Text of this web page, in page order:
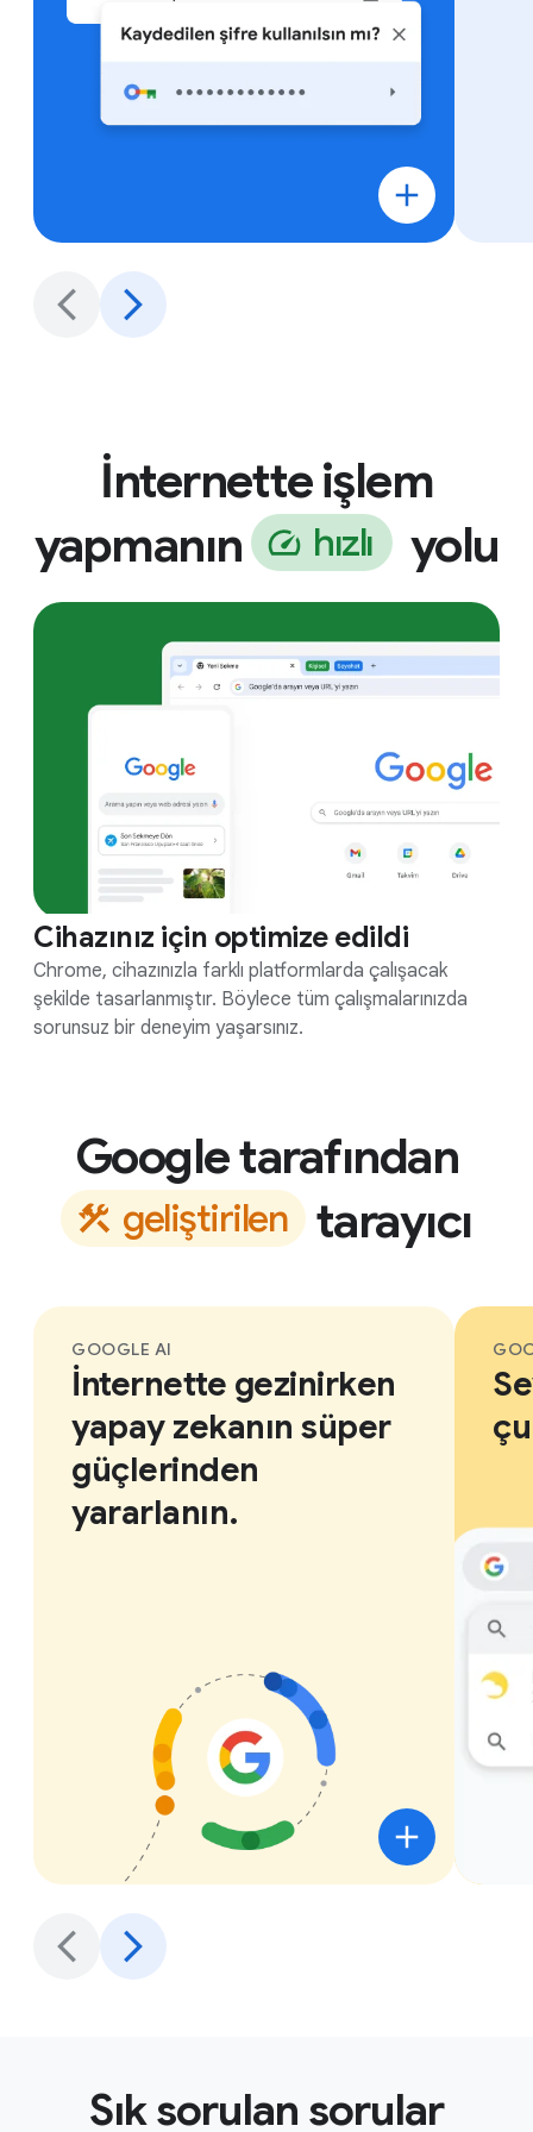
İnternette işlem
yapmanın
hızlı yolu
Cihazınız için optimize edildi
Chrome, cihazınızla farklı platformlarda çalışacak
şekilde tasarlanmıştır. Böylece tüm çalışmalarınızda
sorunsuz bir deneyim yaşarsınız.
Google tarafından
geliştirilen tarayıcı
GOOGLE AI
İnternette gezinirken
yapay zekanın süper
güçlerinden
yararlanın.
Sık sorulan sorular